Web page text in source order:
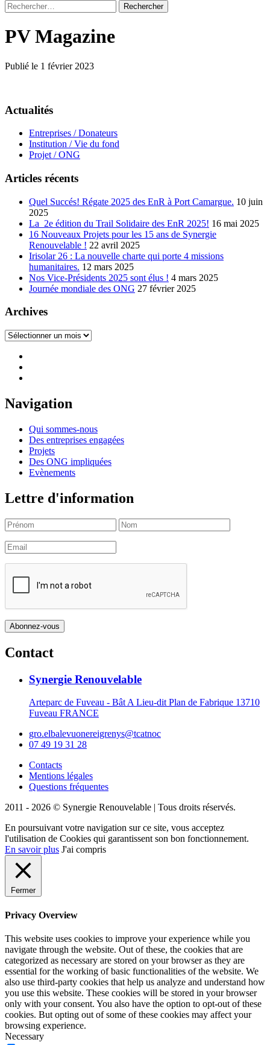
Rechercher :
PV Magazine
Publié le 1 février 2023
Actualités
Entreprises / Donateurs
Institution / Vie du fond
Projet / ONG
Articles récents
Quel Succés! Régate 2025 des EnR à Port Camargue. 10 juin
2025
La 2e édition du Trail Solidaire des EnR 2025! 16 mai 2025
16 Nouveaux Projets pour les 15 ans de Synergie
Renouvelable ! 22 avril 2025
Irisolar 26 : La nouvelle charte qui porte 4 missions
humanitaires. 12 mars 2025
Nos Vice-Présidents 2025 sont élus ! 4 mars 2025
Journée mondiale des ONG 27 février 2025
Archives
Archives
Navigation
Qui sommes-nous
Des entreprises engagées
Projets
Des ONG impliquées
Evènements
Lettre d'information
Contact
Synergie Renouvelable
Arteparc de Fuveau - Bât A Lieu-dit Plan de Fabrique 13710
Fuveau FRANCE
gro.elbalevuonereigrenys@tcatnoc
07 49 19 31 28
Contacts
Mentions légales
Questions fréquentes
2011 - 2026 © Synergie Renouvelable | Tous droits réservés.
En poursuivant votre navigation sur ce site, vous acceptez
l'utilisation de Cookies qui garantissent son bon fonctionnement.
En savoir plus J'ai compris
Fermer
Privacy Overview
This website uses cookies to improve your experience while you
navigate through the website. Out of these, the cookies that are
categorized as necessary are stored on your browser as they are
essential for the working of basic functionalities of the website. We
also use third-party cookies that help us analyze and understand how
you use this website. These cookies will be stored in your browser
only with your consent. You also have the option to opt-out of these
cookies. But opting out of some of these cookies may affect your
browsing experience.
Necessary